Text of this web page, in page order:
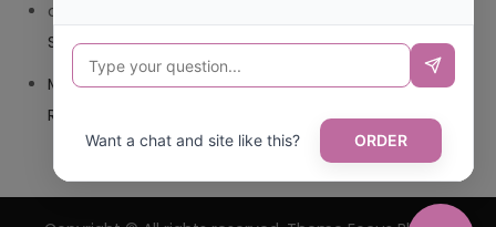
carmenharacil
SANITARIA CANARIA?
Mariana Pozoen¿CUAL ES CODIGO POSTAL DE
REPUBLICA DOMINICANA?
Want a chat and site like this? ORDER